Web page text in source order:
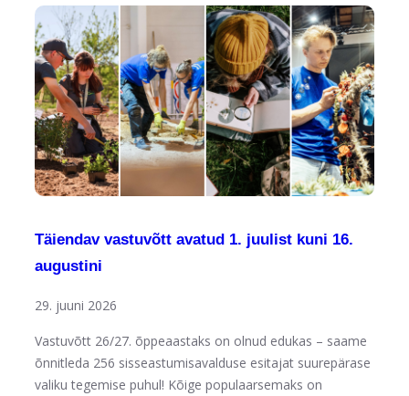
Täiendav vastuvõtt avatud 1. juulist kuni 16.
augustini
29. juuni 2026
Vastuvõtt 26/27. õppeaastaks on olnud edukas – saame
õnnitleda 256 sisseastumisavalduse esitajat suurepärase
valiku tegemise puhul! Kõige populaarsemaks on